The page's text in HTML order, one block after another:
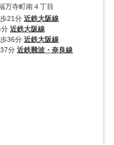
万寺町南４丁目
21分 近鉄大阪線
近鉄大阪線
36分 近鉄大阪線
分 近鉄難波・奈良線